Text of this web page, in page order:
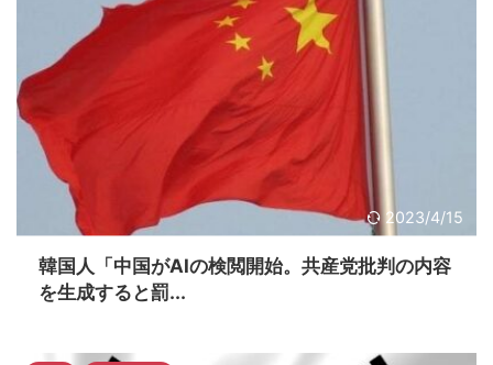
2023/4/15
韓国人「中国がAIの検閲開始。共産党批判の内容
を生成すると罰...